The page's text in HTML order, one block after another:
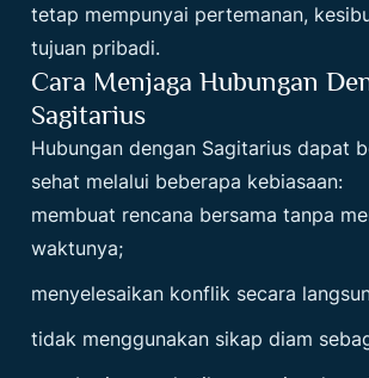
tetap mempunyai pertemanan,
tujuan pribadi.
Cara Menjaga Hubungan
Sagitarius
Hubungan dengan Sagitarius dapat
sehat melalui beberapa kebiasaan:
membuat rencana bersama tanpa
waktunya;
menyelesaikan konflik secara
tidak menggunakan sikap diam